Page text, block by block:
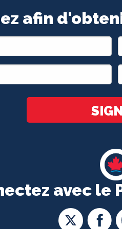
avec le
afin
*